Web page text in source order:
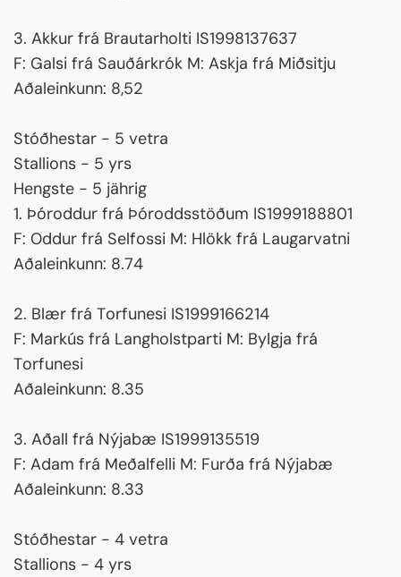
3. Akkur frá Brautarholti IS1998137637
F: Galsi frá Sauðárkrók M: Askja frá Miðsitju
Aðaleinkunn: 8,52
Stóðhestar - 5 vetra
Stallions - 5 yrs
Hengste - 5 jährig
1. Þóroddur frá Þóroddsstöðum IS1999188801
F: Oddur frá Selfossi M: Hlökk frá Laugarvatni
Aðaleinkunn: 8.74
2. Blær frá Torfunesi IS1999166214
F: Markús frá Langholstparti M: Bylgja frá
Torfunesi
Aðaleinkunn: 8.35
3. Aðall frá Nýjabæ IS1999135519
F: Adam frá Meðalfelli M: Furða frá Nýjabæ
Aðaleinkunn: 8.33
Stóðhestar - 4 vetra
Stallions - 4 yrs